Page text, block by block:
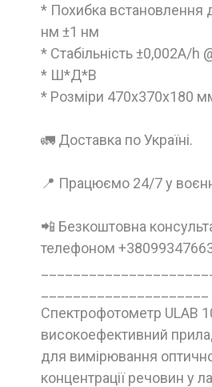
* Похибка встановлення
нм ±1 нм
* Стабільність ±0,002A/h
* Ш*Д*В
* Розміри 470x370x180
🚛 Доставка по Україні.
📍 Працюємо 24/7 у
📲 Безкоштовна
телефоном
Спектрофотометр ULAB
високоефективний
для вимірювання
концентрації речовин у